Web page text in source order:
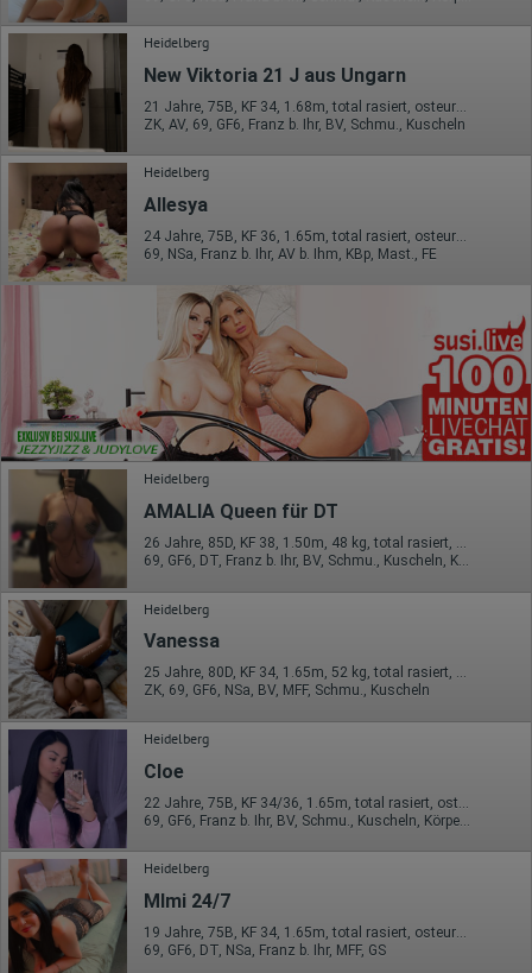
Heidelberg
New Viktoria 21 J aus Ungarn
ZK, AV, 69, GF6, Franz b. Ihr, BV, Schmu., Kuscheln
Heidelberg
Allesya
24 Jahre, 75B, KF 36, 1.65m, total rasiert, osteuropäisch
69, NSa, Franz b. Ihr, AV b. Ihm, KBp, Mast., FE
Heidelberg
AMALIA Queen für DT
26 Jahre, 85D, KF 38, 1.50m, 48 kg, total rasiert, osteuropäisch
69, GF6, DT, Franz b. Ihr, BV, Schmu., Kuscheln, Körperküs.
Heidelberg
Vanessa
25 Jahre, 80D, KF 34, 1.65m, 52 kg, total rasiert, osteuropäisch
ZK, 69, GF6, NSa, BV, MFF, Schmu., Kuscheln
Heidelberg
Cloe
Heidelberg
MImi 24/7
19 Jahre, 75B, KF 34, 1.65m, total rasiert, osteuropäisch
69, GF6, DT, NSa, Franz b. Ihr, MFF, GS